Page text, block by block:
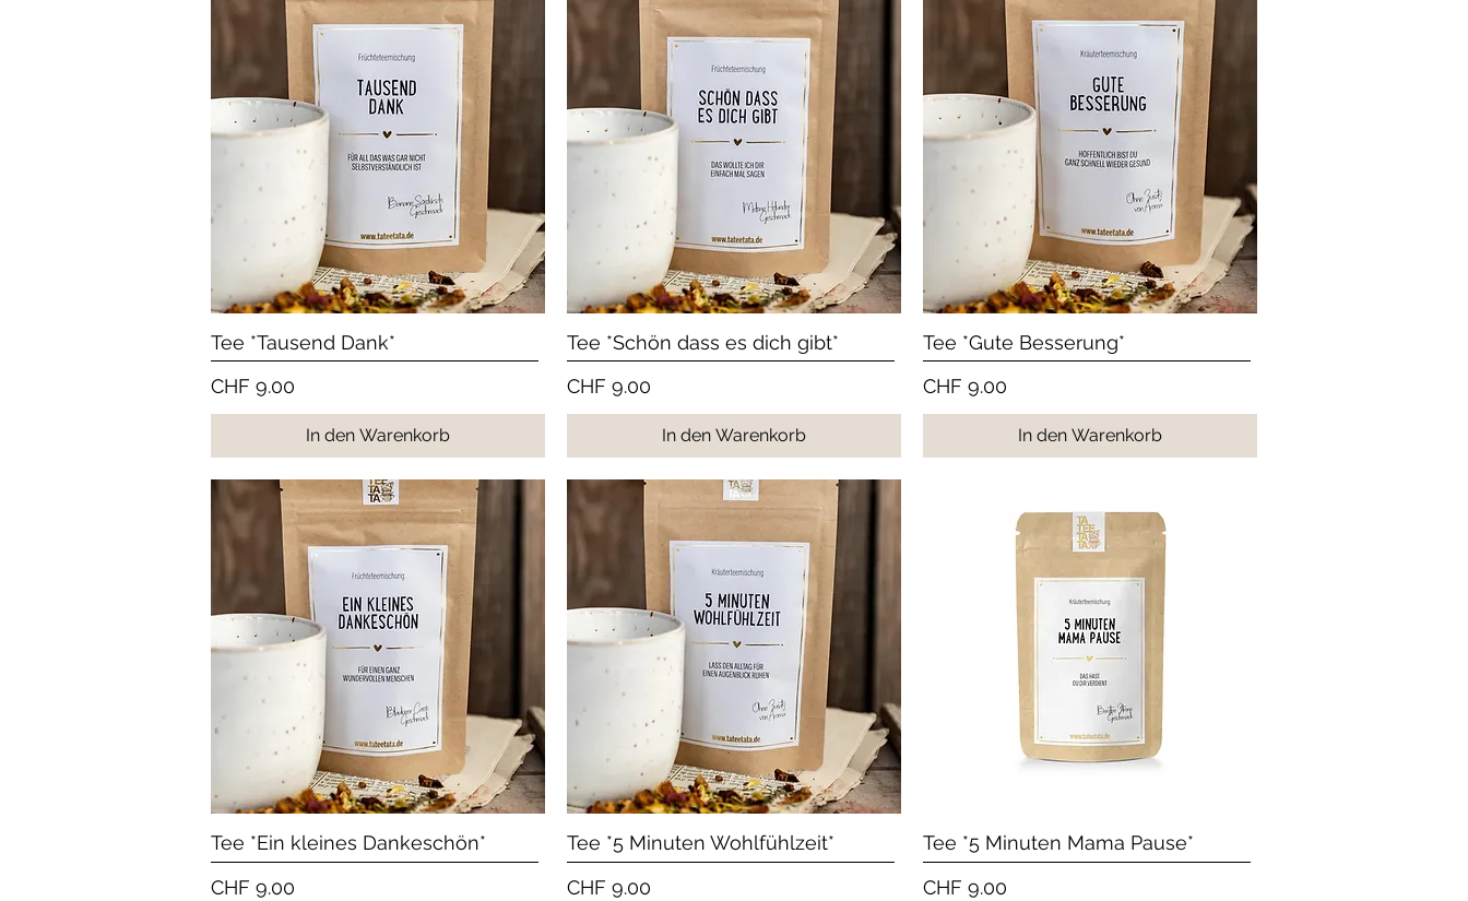
Schnellansicht
Tee *Tausend Dank*
Preis
CHF 9.00
In den Warenkorb
Schnellansicht
Tee *Schön dass es dich gibt*
Preis
CHF 9.00
In den Warenkorb
Schnellansicht
Tee *Gute Besserung*
Preis
CHF 9.00
In den Warenkorb
Schnellansicht
Tee *Ein kleines Dankeschön*
Preis
CHF 9.00
Schnellansicht
Tee *5 Minuten Wohlfühlzeit*
Preis
CHF 9.00
Schnellansicht
Tee *5 Minuten Mama Pause*
Preis
CHF 9.00